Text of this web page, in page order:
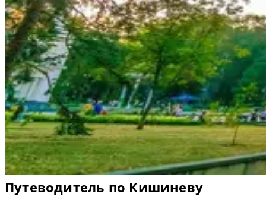
Путеводитель по Кишиневу